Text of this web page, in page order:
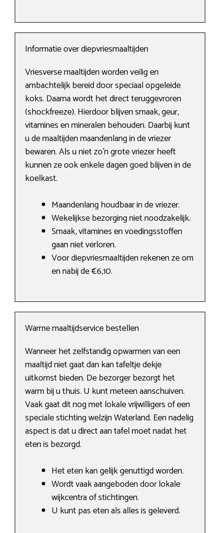
Informatie over diepvriesmaaltijden
Vriesverse maaltijden worden veilig en
ambachtelijk bereid door speciaal opgeleide
koks. Daarna wordt het direct teruggevroren
(shockfreeze). Hierdoor blijven smaak, geur,
vitamines en mineralen behouden. Daarbij kunt
u de maaltijden maandenlang in de vriezer
bewaren. Als u niet zo’n grote vriezer heeft
kunnen ze ook enkele dagen goed blijven in de
koelkast.
Maandenlang houdbaar in de vriezer.
Wekelijkse bezorging niet noodzakelijk.
Smaak, vitamines en voedingsstoffen
gaan niet verloren.
Voor diepvriesmaaltijden rekenen ze om
en nabij de €6,10.
Warme maaltijdservice bestellen
Wanneer het zelfstandig opwarmen van een
maaltijd niet gaat dan kan tafeltje dekje
uitkomst bieden. De bezorger bezorgt het
warm bij u thuis. U kunt meteen aanschuiven.
Vaak gaat dit nog met lokale vrijwilligers of een
speciale stichting welzijn Waterland. Een nadelig
aspect is dat u direct aan tafel moet nadat het
eten is bezorgd.
Het eten kan gelijk genuttigd worden.
Wordt vaak aangeboden door lokale
wijkcentra of stichtingen.
U kunt pas eten als alles is geleverd.